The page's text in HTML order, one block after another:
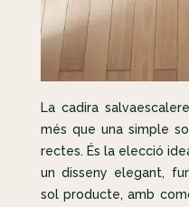
La cadira
més que una simple
rectes. És la elecció
un disseny elegant,
sol producte, amb